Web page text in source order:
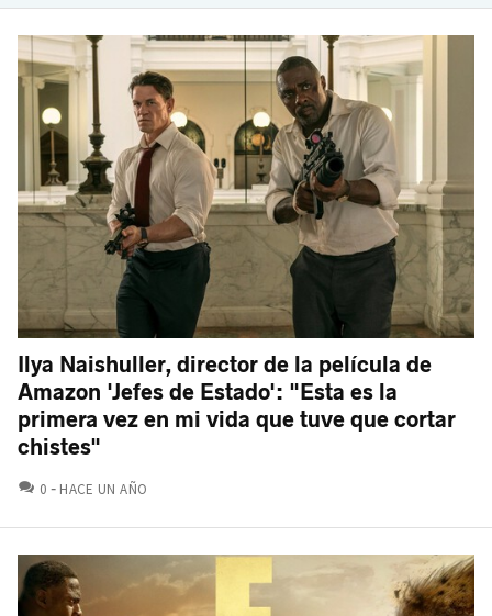
Ilya Naishuller, director de la película de
Amazon 'Jefes de Estado': "Esta es la
primera vez en mi vida que tuve que cortar
chistes"
0 COMENTARIOS
HACE UN AÑO